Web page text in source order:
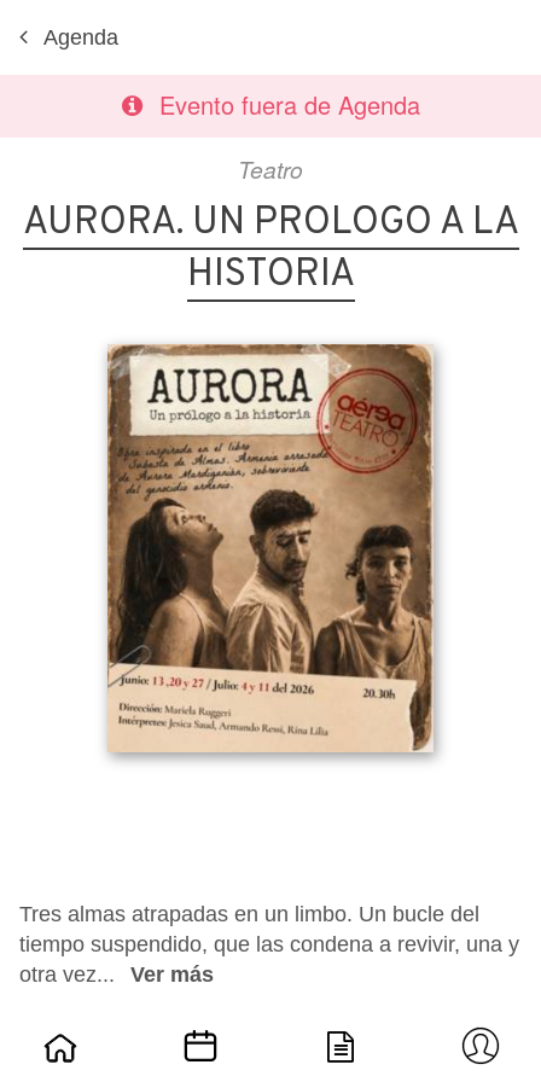
Agenda
Evento fuera de Agenda
Teatro
AURORA. UN PROLOGO A LA
HISTORIA
Tres almas atrapadas en un limbo. Un bucle del
tiempo suspendido, que las condena a revivir, una y
otra vez...
Ver más